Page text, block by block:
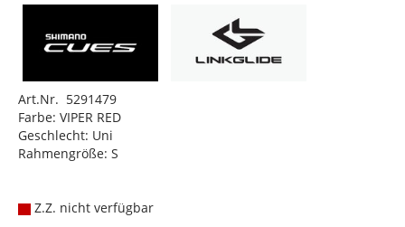
Art.Nr. 5291479
Farbe: VIPER RED
Geschlecht: Uni
Rahmengröße: S
Z.Z. nicht verfügbar